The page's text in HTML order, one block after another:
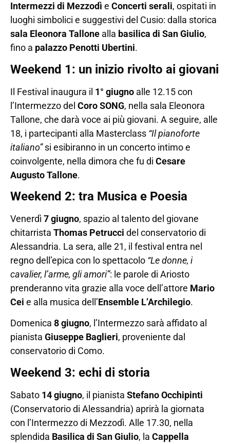
Intermezzi di Mezzodì e Concerti serali, ospitati in
luoghi simbolici e suggestivi del Cusio: dalla storica
sala Eleonora Tallone alla basilica di San Giulio,
fino a palazzo Penotti Ubertini.
Weekend 1: un inizio rivolto ai giovani
Il Festival inaugura il 1° giugno alle 12.15 con
l’Intermezzo del Coro SONG, nella sala Eleonora
Tallone, che darà voce ai più giovani. A seguire, alle
18, i partecipanti alla Masterclass “Il pianoforte
italiano”si esibiranno in un concerto intimo e
coinvolgente, nella dimora che fu di Cesare
Augusto Tallone.
Weekend 2: tra Musica e Poesia
Venerdì 7 giugno, spazio al talento del giovane
chitarrista Thomas Petrucci del conservatorio di
Alessandria. La sera, alle 21, il festival entra nel
regno dell’epica con lo spettacolo “Le donne, i
cavalier, l’arme, gli amori”: le parole di Ariosto
prenderanno vita grazie alla voce dell’attore Mario
Cei e alla musica dell’Ensemble L’Archilegio.
Domenica 8 giugno, l’Intermezzo sarà affidato al
pianista Giuseppe Baglieri, proveniente dal
conservatorio di Como.
Weekend 3: echi di storia
Sabato 14 giugno, il pianista Stefano Occhipinti
(Conservatorio di Alessandria) aprirà la giornata
con l’Intermezzo di Mezzodì. Alle 17.30, nella
splendida Basilica di San Giulio, la Cappella